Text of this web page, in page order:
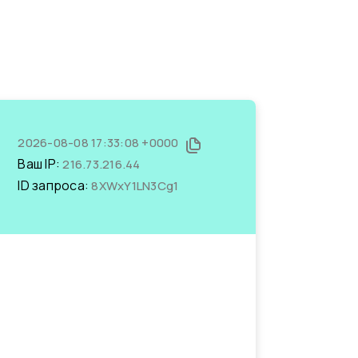
2026-08-08 17:33:08 +0000
Ваш IP:216.73.216.44
ID запроса:8XWxY1LN3Cg1